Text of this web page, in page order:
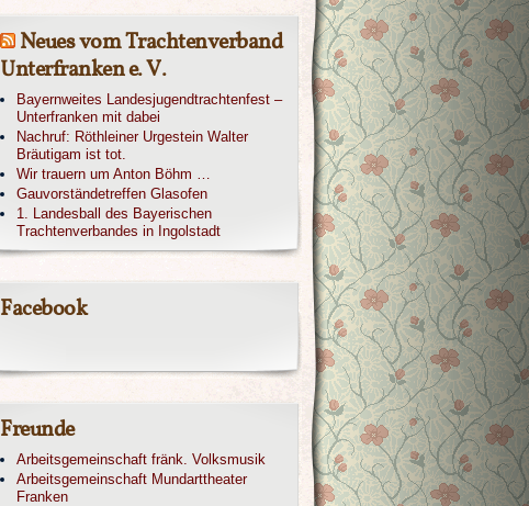
Neues vom Trachtenverband
Unterfranken e. V.
Bayernweites Landesjugendtrachtenfest –
Unterfranken mit dabei
Nachruf: Röthleiner Urgestein Walter
Bräutigam ist tot.
Wir trauern um Anton Böhm …
Gauvorständetreffen Glasofen
1. Landesball des Bayerischen
Trachtenverbandes in Ingolstadt
Facebook
Freunde
Arbeitsgemeinschaft fränk. Volksmusik
Arbeitsgemeinschaft Mundarttheater
Franken